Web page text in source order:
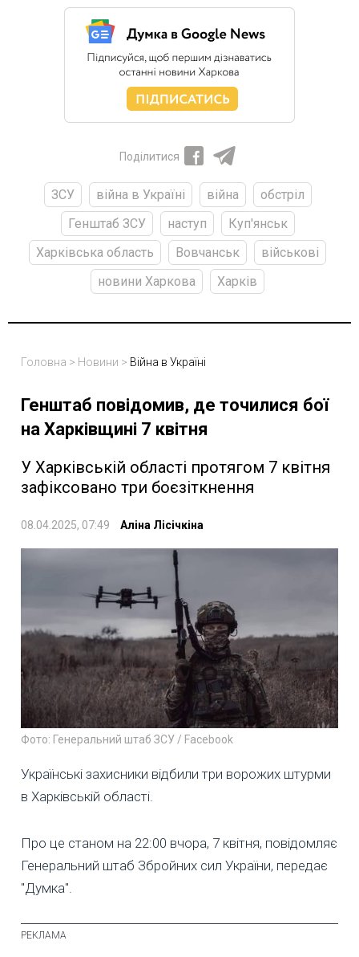
Поділитися
ЗСУ війна в Україні війна
обстріл
Генштаб ЗСУ
наступ
Куп'янськ
Харківська область
Вовчанськ
військові
новини Харкова
Харків
Головна > Новини > Війна в Україні
Генштаб повідомив, де точилися бої
на Харківщині 7 квітня
У Харківській області протягом 7 квітня
зафіксовано три боєзіткнення
08.04.2025, 07:49 Аліна Лісічкіна
Фото: Генеральний штаб ЗСУ / Facebook
Українські захисники відбили три ворожих штурми
в Харківській області.
Про це станом на 22:00 вчора, 7 квітня, повідомляє
Генеральний штаб Збройних сил України, передає
"Думка".